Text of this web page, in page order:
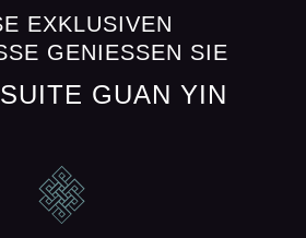
EXKLUSIVEN
GENIESSEN SIE
GUAN YIN